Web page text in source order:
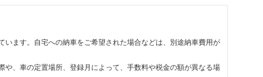
ます。自宅への納車をご希望された場合などは、別途納車費用が
、車の定置場所、登録月によって、手数料や税金の額が異なる場